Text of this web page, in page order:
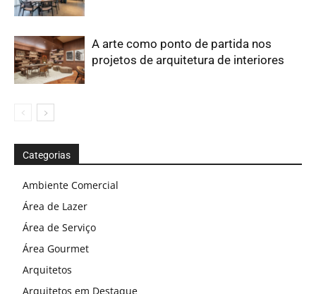
A arte como ponto de partida nos
projetos de arquitetura de interiores
Categorias
Ambiente Comercial
Área de Lazer
Área de Serviço
Área Gourmet
Arquitetos
Arquitetos em Destaque